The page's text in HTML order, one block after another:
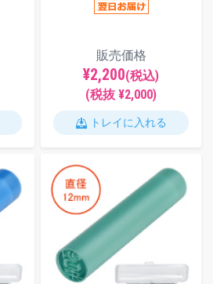
販売価格
¥2,200(税込)
(税抜 ¥2,000)
トレイに入れる